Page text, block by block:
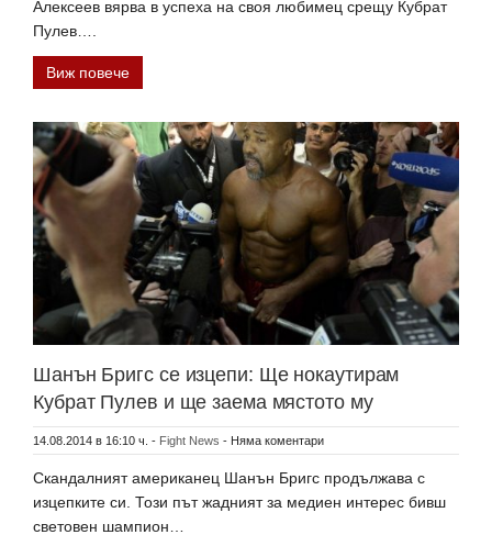
Алексеев вярва в успеха на своя любимец срещу Кубрат
Пулев….
Виж повече
Шанън Бригс се изцепи: Ще нокаутирам
Кубрат Пулев и ще заема мястото му
14.08.2014 в 16:10 ч. - Fight News - Няма коментари
Скандалният американец Шaнън Бригс продължава с
изцепките си. Този път жадният за медиен интерес бивш
световен шампион…